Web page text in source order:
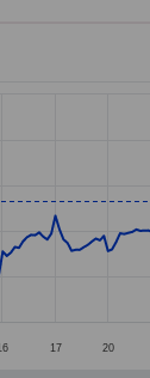
ranges
17 20